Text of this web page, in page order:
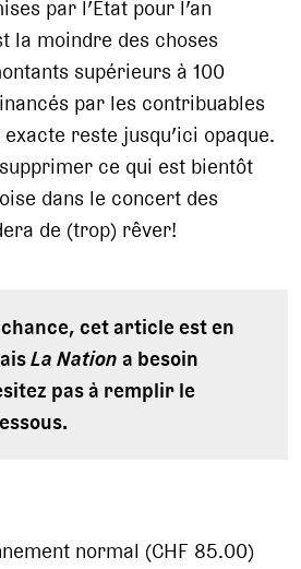
par l’Etat pour l’an
la moindre des choses
supérieurs à 100
par les contribuables
reste jusqu’ici opaque.
ce qui est bientôt
dans le concert des
de (trop) rêver!
cet article est en
La Nationa besoin
pas à remplir le
normal (CHF 85.00)